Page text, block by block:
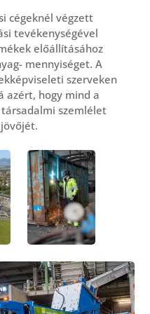
cégeknél végzett
tevékenységével
előállításához
mennyiséget. A
szerveken
azért, hogy mind a
szemlélet